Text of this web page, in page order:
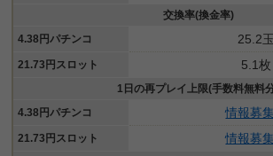
交換率(換金率)
4.38円パチンコ
25.2玉
21.73円スロット 5.1枚
1日の再プレイ上限(手数料無料
4.38円パチンコ
情報募
21.73円スロット 情報募